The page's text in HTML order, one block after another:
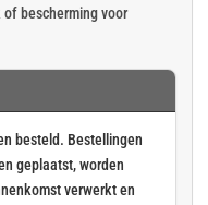
bescherming voor
besteld. Bestellingen
geplaatst, worden
verwerkt en